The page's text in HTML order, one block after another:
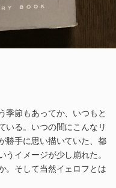
季節もあってか、いつもと
いる。いつの間にこんなリ
勝手に思い描いていた、都
イメージが少し崩れた。
。そして当然イェロフとは